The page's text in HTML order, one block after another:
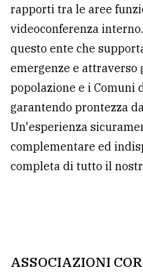
rapporti tra le aree
videoconferenza
questo ente che
emergenze e
popolazione e i Comuni
garantendo prontezza
Un'esperienza
complementare ed
completa di tutto il
ASSOCIAZIONI